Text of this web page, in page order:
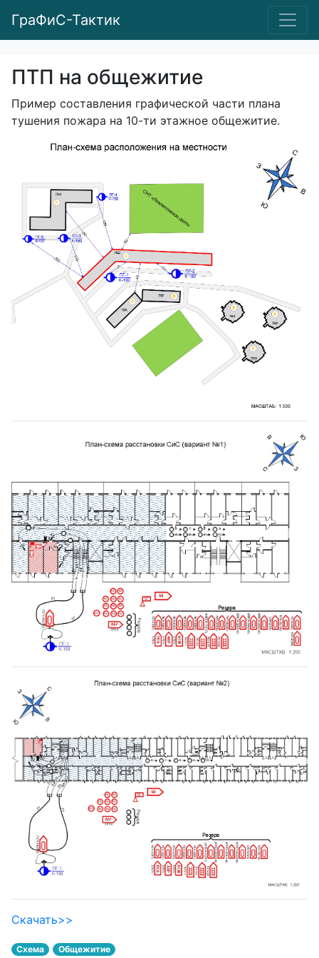
ГраФиС-Тактик
ПТП на общежитие
Пример составления графической части плана
тушения пожара на 10-ти этажное общежитие.
Скачать>>
Схема Общежитие